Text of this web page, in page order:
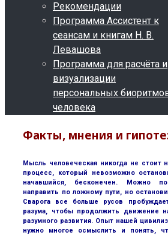
Рекомендации
Программа Ассистент к
сеансам и книгам Н. В.
Левашова
Программа для расчёта и
визуализации
персональных
человека
Факты, мнения и
Мысль человеческая никогда не стоит
процесс, который невозможно
начавшийся, бесконечен. Можно
направить по ложному пути, но
Сварога все больше русов
разума, чтобы продолжить движение
разумного развития. Опыт нашей
нужно многое осмыслить и понять,